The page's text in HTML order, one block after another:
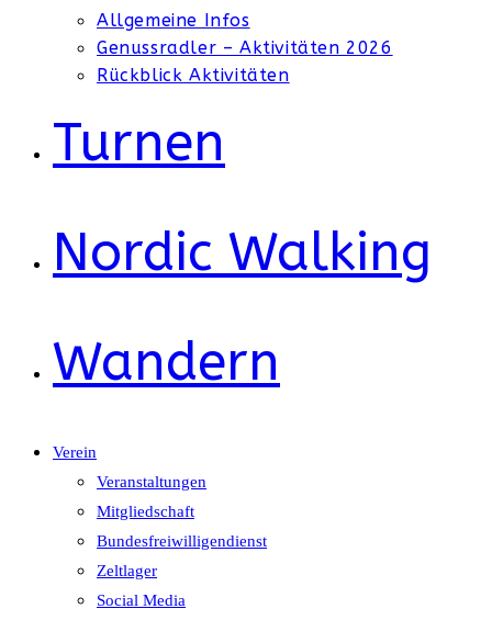
Allgemeine Infos
Genussradler – Aktivitäten 2026
Rückblick Aktivitäten
Turnen
Nordic Walking
Wandern
Verein
Veranstaltungen
Mitgliedschaft
Bundesfreiwilligendienst
Zeltlager
Social Media